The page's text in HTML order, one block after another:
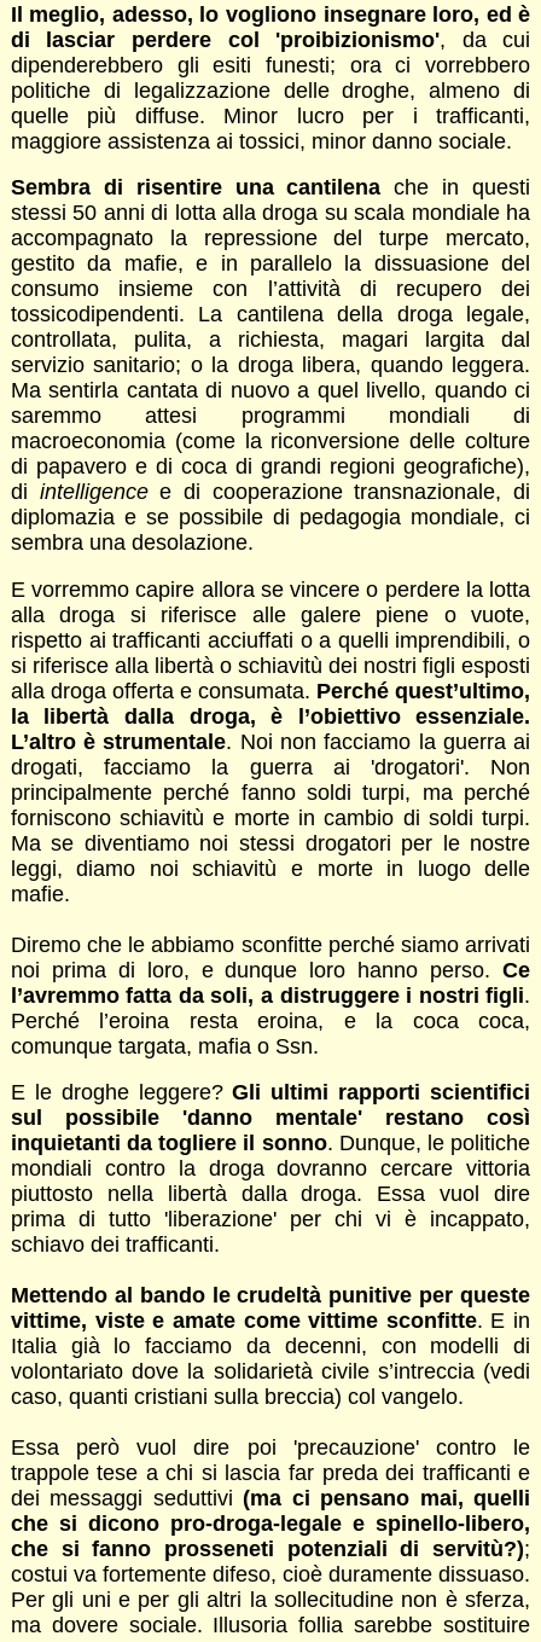
Il meglio, adesso, lo vogliono insegnare loro, ed è
di lasciar perdere col 'proibizionismo', da cui
dipenderebbero gli esiti funesti; ora ci vorrebbero
politiche di legalizzazione delle droghe, almeno di
quelle più diffuse. Minor lucro per i trafficanti,
maggiore assistenza ai tossici, minor danno sociale.
Sembra di risentire una cantilenache in questi
stessi 50 anni di lotta alla droga su scala mondiale ha
accompagnato la repressione del turpe mercato,
gestito da mafie, e in parallelo la dissuasione del
consumo insieme con l’attività di recupero dei
tossicodipendenti. La cantilena della droga legale,
controllata, pulita, a richiesta, magari largita dal
servizio sanitario; o la droga libera, quando leggera.
Ma sentirla cantata di nuovo a quel livello, quando ci
saremmo attesi programmi mondiali di
macroeconomia (come la riconversione delle colture
di papavero e di coca di grandi regioni geografiche),
di intelligencee di cooperazione transnazionale, di
diplomazia e se possibile di pedagogia mondiale, ci
sembra una desolazione.
E vorremmo capire allora se vincere o perdere la lotta
alla droga si riferisce alle galere piene o vuote,
rispetto ai trafficanti acciuffati o a quelli imprendibili, o
si riferisce alla libertà o schiavitù dei nostri figli esposti
alla droga offerta e consumata. Perché quest’ultimo,
la libertà dalla droga, è l’obiettivo essenziale.
L’altro è strumentale. Noi non facciamo la guerra ai
drogati, facciamo la guerra ai 'drogatori'. Non
principalmente perché fanno soldi turpi, ma perché
forniscono schiavitù e morte in cambio di soldi turpi.
Ma se diventiamo noi stessi drogatori per le nostre
leggi, diamo noi schiavitù e morte in luogo delle
mafie.
Diremo che le abbiamo sconfitte perché siamo arrivati
noi prima di loro, e dunque loro hanno perso.Ce
l’avremmo fatta da soli, a distruggere i nostri figli.
Perché l’eroina resta eroina, e la coca coca,
comunque targata, mafia o Ssn.
E le droghe leggere?Gli ultimi rapporti scientifici
sul possibile 'danno mentale' restano così
inquietanti da togliere il sonno. Dunque, le politiche
mondiali contro la droga dovranno cercare vittoria
piuttosto nella libertà dalla droga. Essa vuol dire
prima di tutto 'liberazione' per chi vi è incappato,
schiavo dei trafficanti.
Mettendo al bando le crudeltà punitive per queste
vittime, viste e amate come vittime sconfitte. E in
Italia già lo facciamo da decenni, con modelli di
volontariato dove la solidarietà civile s’intreccia (vedi
caso, quanti cristiani sulla breccia) col vangelo.
Essa però vuol dire poi 'precauzione' contro le
trappole tese a chi si lascia far preda dei trafficanti e
dei messaggi seduttivi(ma ci pensano mai, quelli
che si dicono pro-droga-legale e spinello-libero,
che si fanno prosseneti potenziali di servitù?);
costui va fortemente difeso, cioè duramente dissuaso.
Per gli uni e per gli altri la sollecitudine non è sferza,
ma dovere sociale. Illusoria follia sarebbe sostituire